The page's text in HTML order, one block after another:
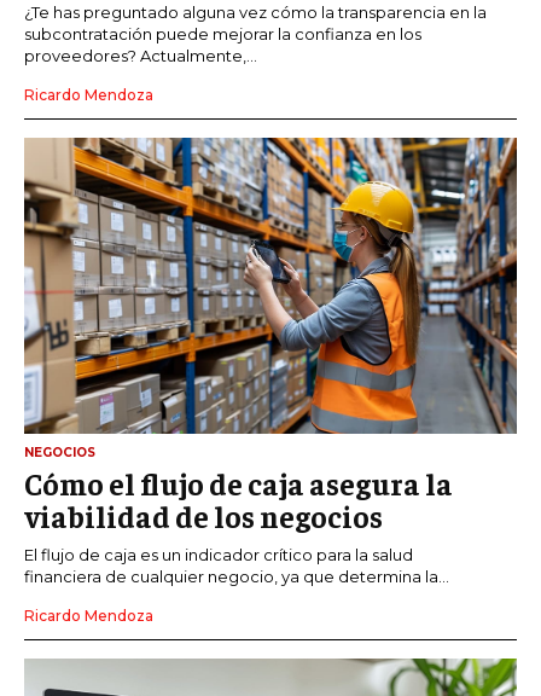
¿Te has preguntado alguna vez cómo la transparencia en la
subcontratación puede mejorar la confianza en los
proveedores? Actualmente,...
Ricardo Mendoza
NEGOCIOS
Cómo el flujo de caja asegura la
viabilidad de los negocios
El flujo de caja es un indicador crítico para la salud
financiera de cualquier negocio, ya que determina la...
Ricardo Mendoza